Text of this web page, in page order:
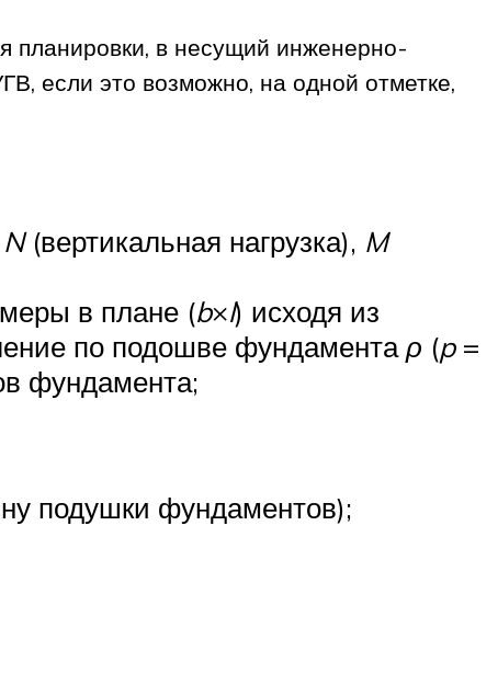
планировки, в несущий инженерно-
если это возможно, на одной отметке,
N(вертикальная нагрузка), M
в плане (b×l) исходя из
по подошве фундаментаρ (p=
фундамента;
подушки фундаментов);